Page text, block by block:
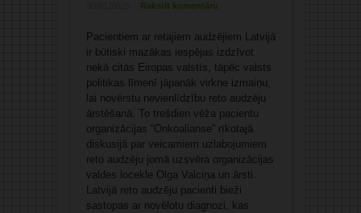
Rakstīt komentāru
Pacientiem ar retajiem audzējiem Latvijā
ir būtiski mazākas iespējas izdzīvot
nekā citās Eiropas valstīs, tāpēc valsts
politikas līmenī jāpanāk virkne izmaiņu,
lai novērstu nevienlīdzību reto audzēju
ārstēšanā. To trešdien vēža pacientu
organizācijas “Onkoalianse” rīkotajā
diskusijā par veicamiem uzlabojumiem
reto audzēju jomā uzsvēra organizācijas
valdes locekle Olga Valciņa un ārsti.
Latvijā reto audzēju pacienti bieži
sastopas ar novēlotu diagnozi, kas